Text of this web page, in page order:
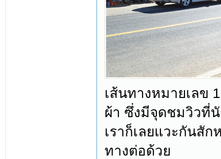
เส้นทางหมายเลข
ผ้า ซึ่งมีจุดชมวิวที่
เราก็เลยแวะกันสั
ทางต่อด้วย